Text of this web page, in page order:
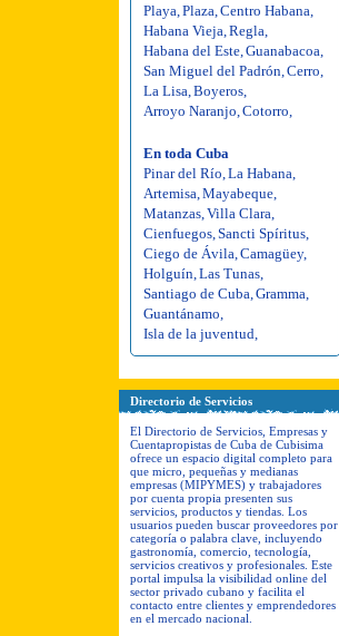
Playa Plaza Centro Habana
Habana Vieja Regla
Habana del Este Guanabacoa
San Miguel del Padrón Cerro
La Lisa Boyeros
Arroyo Naranjo Cotorro
En toda Cuba
Pinar del Río La Habana
Artemisa Mayabeque
Matanzas Villa Clara
Cienfuegos Sancti Spíritus
Ciego de Ávila Camagüey,
Holguín Las Tunas
Santiago de Cuba Gramma
Guantánamo
Isla de la juventud
Directorio de Servicios
El Directorio de Servicios, Empresas y
Cuentapropistas de Cuba de Cubisima
ofrece un espacio digital completo para
que micro, pequeñas y medianas
empresas (MIPYMES) y trabajadores
por cuenta propia presenten sus
servicios, productos y tiendas. Los
usuarios pueden buscar proveedores por
categoría o palabra clave, incluyendo
gastronomía, comercio, tecnología,
servicios creativos y profesionales. Este
portal impulsa la visibilidad online del
sector privado cubano y facilita el
contacto entre clientes y emprendedores
en el mercado nacional.